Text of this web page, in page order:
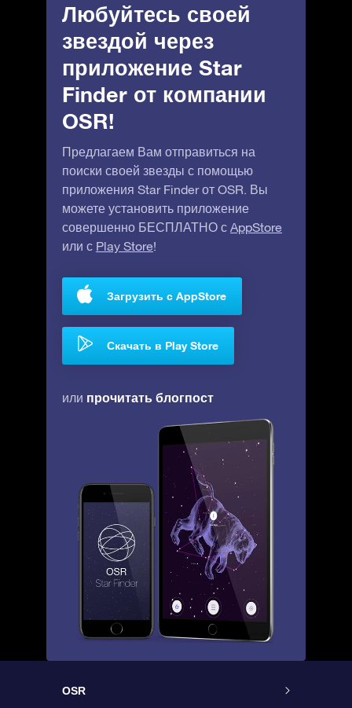
Любуйтесь своей
звездой через
приложение Star
Finder от компании
OSR!
Предлагаем Вам отправиться на
поиски своей звезды с помощью
приложения Star Finder от OSR. Вы
можете установить приложение
совершенно БЕСПЛАТНО с AppStore
или с Play Store!
Загрузить с AppStore
Скачать в Play Store
или прочитать блогпост
OSR